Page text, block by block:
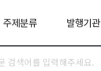
주제분류 발행기관